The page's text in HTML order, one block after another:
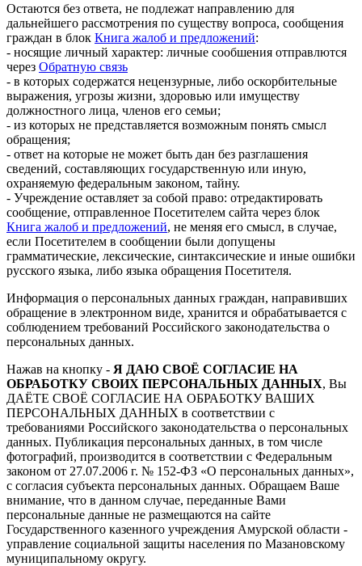
Остаются без ответа, не подлежат направлению для
дальнейшего рассмотрения по существу вопроса, сообщения
граждан в блок Книга жалоб и предложений:
- носящие личный характер: личные сообшения отправлются
через Обратную связь
- в которых содержатся нецензурные, либо оскорбительные
выражения, угрозы жизни, здоровью или имуществу
должностного лица, членов его семьи;
- из которых не представляется возможным понять смысл
обращения;
- ответ на которые не может быть дан без разглашения
сведений, составляющих государственную или иную,
охраняемую федеральным законом, тайну.
- Учреждение оставляет за собой право: отредактировать
сообщение, отправленное Посетителем сайта через блок
Книга жалоб и предложений, не меняя его смысл, в случае,
если Посетителем в сообщении были допущены
грамматические, лексические, синтаксические и иные ошибки
русского языка, либо языка обращения Посетителя.
Информация о персональных данных граждан, направивших
обращение в электронном виде, хранится и обрабатывается с
соблюдением требований Российского законодательства о
персональных данных.
Нажав на кнопку - Я ДАЮ СВОЁ СОГЛАСИЕ НА
ОБРАБОТКУ СВОИХ ПЕРСОНАЛЬНЫХ ДАННЫХ, Вы
ДАЁТЕ СВОЁ СОГЛАСИЕ НА ОБРАБОТКУ ВАШИХ
ПЕРСОНАЛЬНЫХ ДАННЫХ в соответствии с
требованиями Российского законодательства о персональных
данных. Публикация персональных данных, в том числе
фотографий, производится в соответствии с Федеральным
законом от 27.07.2006 г. № 152-ФЗ «О персональных данных»,
с согласия субъекта персональных данных. Обращаем Ваше
внимание, что в данном случае, переданные Вами
персональные данные не размещаются на сайте
Государственного казенного учреждения Амурской области -
управление социальной защиты населения по Мазановскому
муниципальному округу.